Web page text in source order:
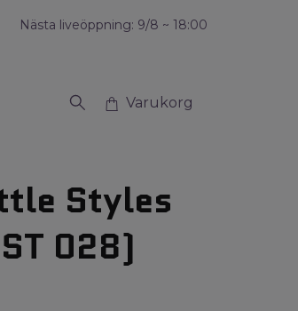
Nästa liveöppning: 9/8 ~ 18:00
Varukorg
Styles
028)